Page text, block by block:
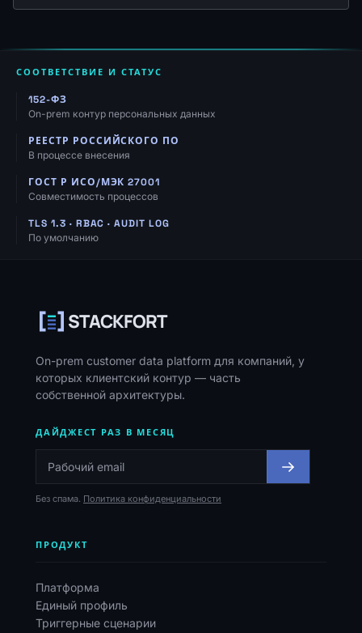
СООТВЕТСТВИЕ И СТАТУС
152-ФЗ
On-prem контур персональных данных
РЕЕСТР РОССИЙСКОГО ПО
В процессе внесения
ГОСТ Р ИСО/МЭК 27001
Совместимость процессов
TLS 1.3 · RBAC · AUDIT LOG
По умолчанию
STACKFORT
On-prem customer data platform для компаний, у
которых клиентский контур — часть
собственной архитектуры.
ДАЙДЖЕСТ РАЗ В МЕСЯЦ
Без спама. Политика конфиденциальности
ПРОДУКТ
Платформа
Единый профиль
Триггерные сценарии